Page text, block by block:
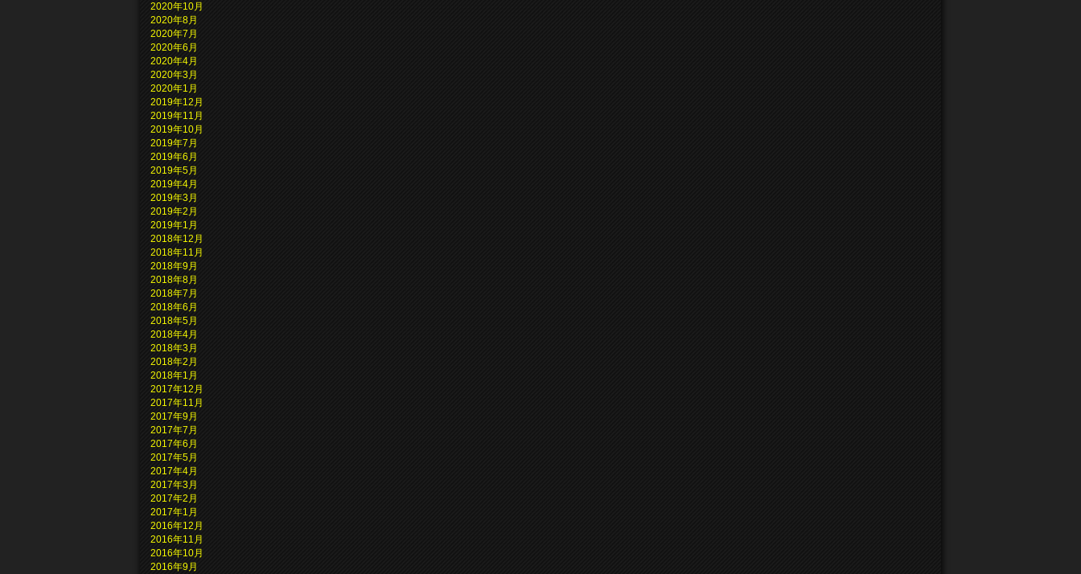
2020年10月
2020年8月
2020年7月
2020年6月
2020年4月
2020年3月
2020年1月
2019年12月
2019年11月
2019年10月
2019年7月
2019年6月
2019年5月
2019年4月
2019年3月
2019年2月
2019年1月
2018年12月
2018年11月
2018年9月
2018年8月
2018年7月
2018年6月
2018年5月
2018年4月
2018年3月
2018年2月
2018年1月
2017年12月
2017年11月
2017年9月
2017年7月
2017年6月
2017年5月
2017年4月
2017年3月
2017年2月
2017年1月
2016年12月
2016年11月
2016年10月
2016年9月